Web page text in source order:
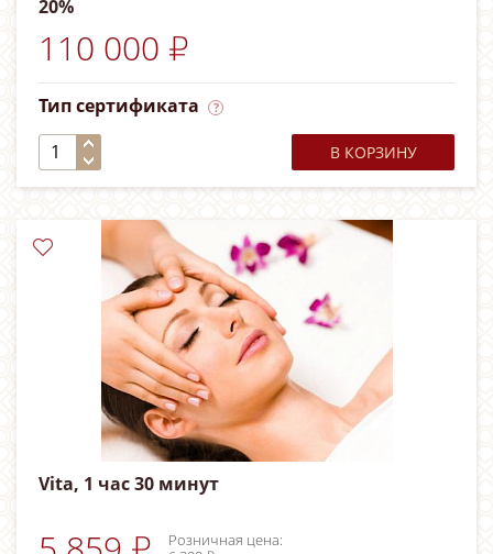
20%
110 000 ₽
Тип сертификата
В КОРЗИНУ
Vita, 1 час 30 минут
Розничная цена: